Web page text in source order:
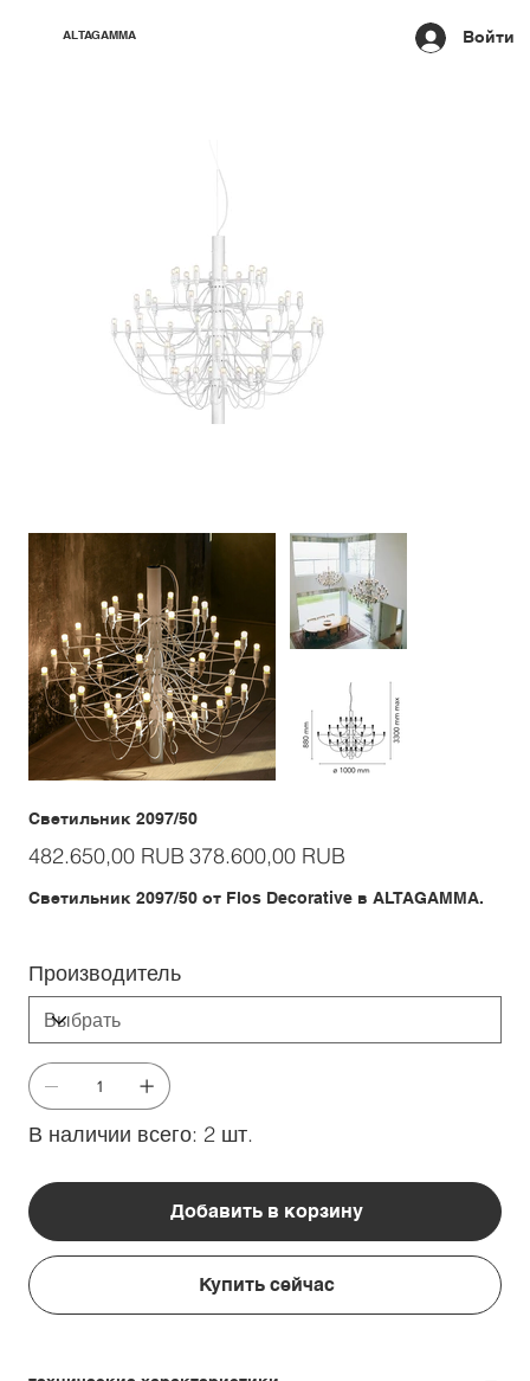
ALTAGAMMA Войти
Светильник 2097/50
Первоначальная
цена
482.650,00 RUB Спеццена
378.600,00 RUB
Светильник 2097/50 от Flos Decorative в ALTAGAMMA.
Производитель
В наличии всего: 2 шт.
Добавить в корзину
Купить сейчас